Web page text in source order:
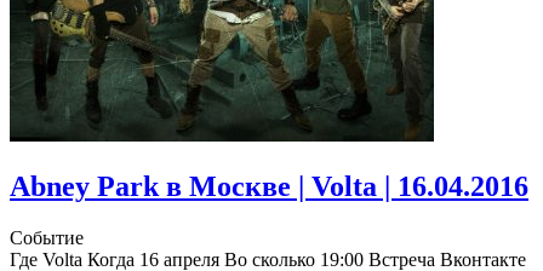
Abney Park в Москве | Volta | 16.04.2016
Событие
Где Volta Когда 16 апреля Во сколько 19:00 Встреча Вконтакте